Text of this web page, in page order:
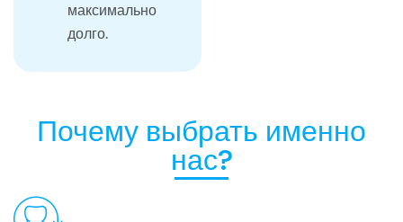
максимально
долго.
Почему выбрать именно
нас?